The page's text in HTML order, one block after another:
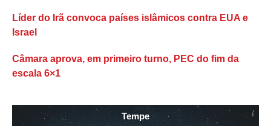
Líder do Irã convoca países islâmicos contra EUA e
Israel
Câmara aprova, em primeiro turno, PEC do fim da
escala 6×1
Tempe